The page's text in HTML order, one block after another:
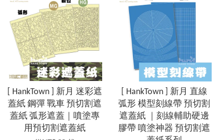
[ HankTown ] 新月 迷彩遮
蓋紙 鋼彈 戰車 預切割遮
蓋紙 弧形遮蓋｜噴塗專
用預切割遮蓋紙
[ HankTown ] 新月 直線
弧形 模型刻線帶 預切割
遮蓋紙 ｜刻線輔助硬邊
膠帶 噴塗神器 預切割遮